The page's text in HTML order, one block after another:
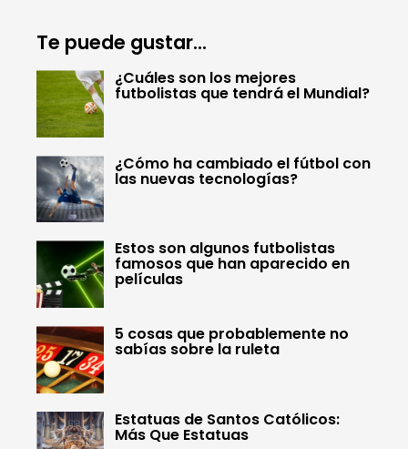
Te puede gustar...
¿Cuáles son los mejores
futbolistas que tendrá el Mundial?
¿Cómo ha cambiado el fútbol con
las nuevas tecnologías?
Estos son algunos futbolistas
famosos que han aparecido en
películas
5 cosas que probablemente no
sabías sobre la ruleta
Estatuas de Santos Católicos:
Más Que Estatuas